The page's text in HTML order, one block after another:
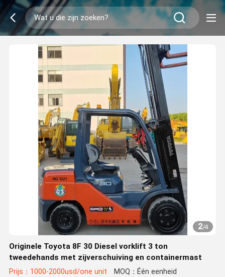
2/4
Originele Toyota 8F 30 Diesel vorklift 3 ton
tweedehands met zijverschuiving en containermast
Prijs：1000-2000usd/one unit MOQ：Één eenheid